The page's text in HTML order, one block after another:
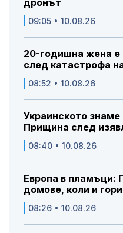
дронът
09:05 • 10.08.26
20-годишна жена е
след катастрофа
08:52 • 10.08.26
Украинското
Прищина след
08:40 • 10.08.26
Европа в пламъци:
домове, коли и
08:26 • 10.08.26